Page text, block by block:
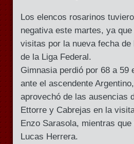
Los elencos rosarinos
negativa este martes, ya
visitas por la nueva fecha de
de la Liga Federal.
Gimnasia perdió por 68 a 59
ante el ascendente
aprovechó de las ausencias
Ettorre y Cabrejas en la
Enzo Sarasola, mientras
Lucas Herrera.